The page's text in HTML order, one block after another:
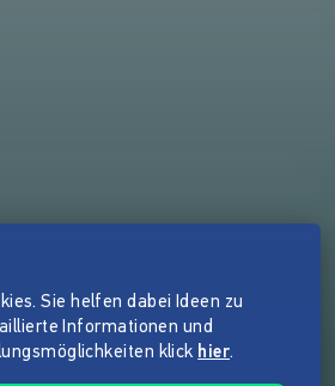
Sie helfen dabei Ideen zu
Informationen und
klick hier.